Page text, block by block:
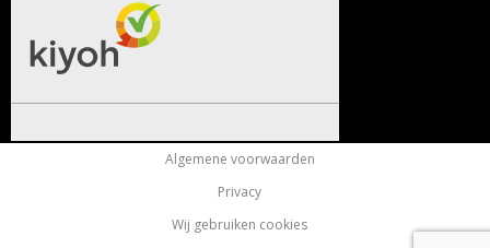
Algemene voorwaarden
Privacy
Wij gebruiken cookies